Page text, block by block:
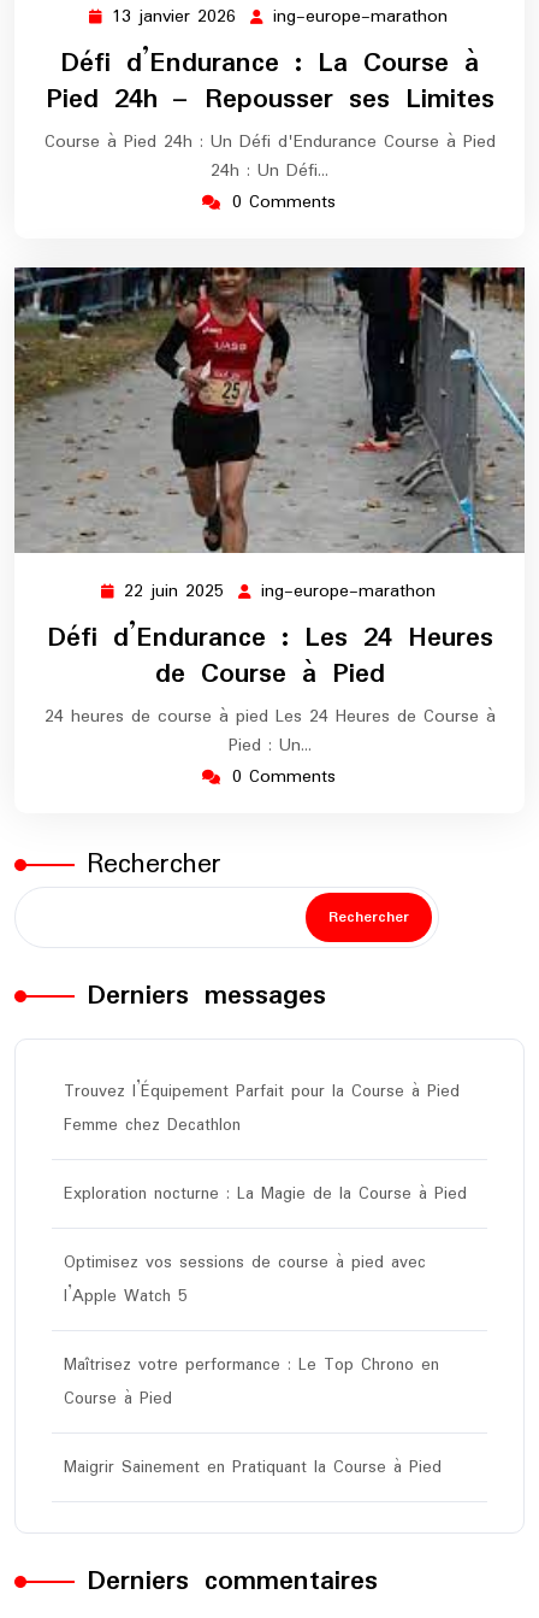
13 janvier 2026 13
2026
ing-europe-marathon
europe-
marathon
Défi d’Endurance : La Course à
Pied 24h – Repousser ses Limites
Course à Pied 24h : Un Défi d'Endurance Course à Pied
24h : Un Défi…
0 Comments
22 juin 2025 22
2025
ing-europe-marathon
marathon
Défi d’Endurance : Les 24 Heures
de Course à Pied
24 heures de course à pied Les 24 Heures de Course à
Pied : Un…
0 Comments
Rechercher
Rechercher
Derniers messages
Trouvez l’Équipement Parfait pour la Course à Pied
Femme chez Decathlon
Exploration nocturne : La Magie de la Course à Pied
Optimisez vos sessions de course à pied avec
l’Apple Watch 5
Maîtrisez votre performance : Le Top Chrono en
Course à Pied
Maigrir Sainement en Pratiquant la Course à Pied
Derniers commentaires